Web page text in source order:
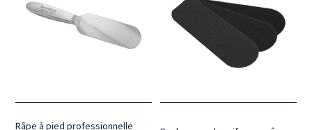
Râpe à pied professionnelle